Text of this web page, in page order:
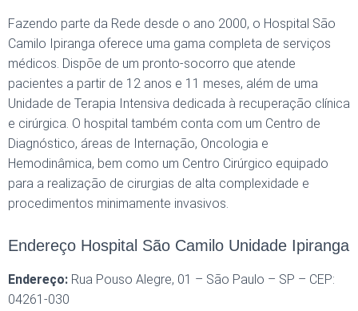
Fazendo parte da Rede desde o ano 2000, o Hospital São
Camilo Ipiranga oferece uma gama completa de serviços
médicos. Dispõe de um pronto-socorro que atende
pacientes a partir de 12 anos e 11 meses, além de uma
Unidade de Terapia Intensiva dedicada à recuperação clínica
e cirúrgica. O hospital também conta com um Centro de
Diagnóstico, áreas de Internação, Oncologia e
Hemodinâmica, bem como um Centro Cirúrgico equipado
para a realização de cirurgias de alta complexidade e
procedimentos minimamente invasivos.
Endereço Hospital São Camilo Unidade Ipiranga
Endereço: Rua Pouso Alegre, 01 – São Paulo – SP – CEP:
04261-030